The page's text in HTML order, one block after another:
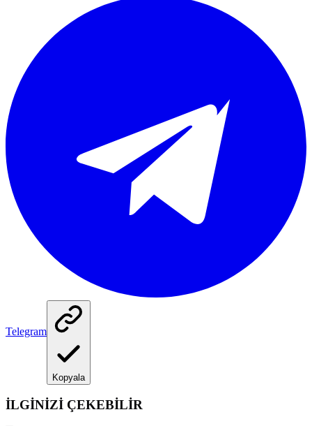
Telegram
Kopyala
İLGİNİZİ ÇEKEBİLİR